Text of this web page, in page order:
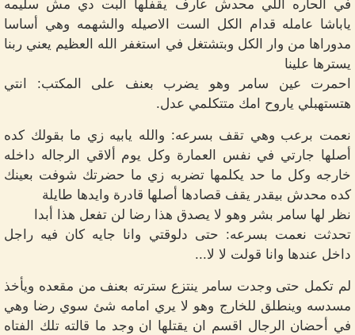
في الحاره اللي محدش عارف يقفلها البت دي مش سليمه
ياباشا عامله قدام الكل الست الاصيله والشهمه وهي أساسا
مدوراها من وار الكل وبتشتغل في استغفر الله العظيم يعني ربنا
يسترها علينا
احمرت عين سامر وهو يضرب بعنف على المكتب: انتي
هتستهبلي ياروح امك متتكلمي عدل.
نعمت برعب وهي تقف بسرعه: والله يابيه زي ما بقولك كده
أصلها جارتي في نفس العمارة وكل يوم ألاقي الرجاله داخله
خارجه وكل ما حد يكلمها تضربه زي ما حضرتك شوفت بعينك
كده محدش بيقدر يقف قصادها أصلها قادرة وايدها طايلة
نظر لها سامر بشر وهو لا يصدق هذا رضا لن تفعل هذا أبدا
تحدثت نعمت بسرعه: حتى دلوقتي وانا جايه كان فيه راجل
داخل عندها وانا قولت لا لا...
لم تكمل حتى وجدت سامر ينتزع سترته بعنف من مقعده ويأخذ
مسدسه وينطلق للخارج وهو لا يري امامه شئ سوي رضا وهي
في أحضان الرجال اقسم ان يقتلها ان وجد ما قالته تلك الفتاه